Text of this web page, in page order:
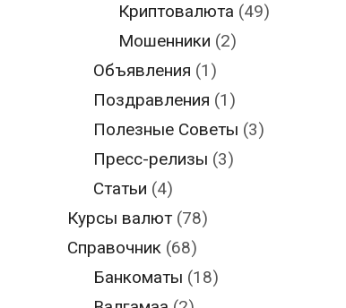
Криптовалюта (49)
Мошенники (2)
Объявления (1)
Поздравления (1)
Полезные Советы (3)
Пресс-релизы (3)
Статьи (4)
Курсы валют (78)
Справочник (68)
Банкоматы (18)